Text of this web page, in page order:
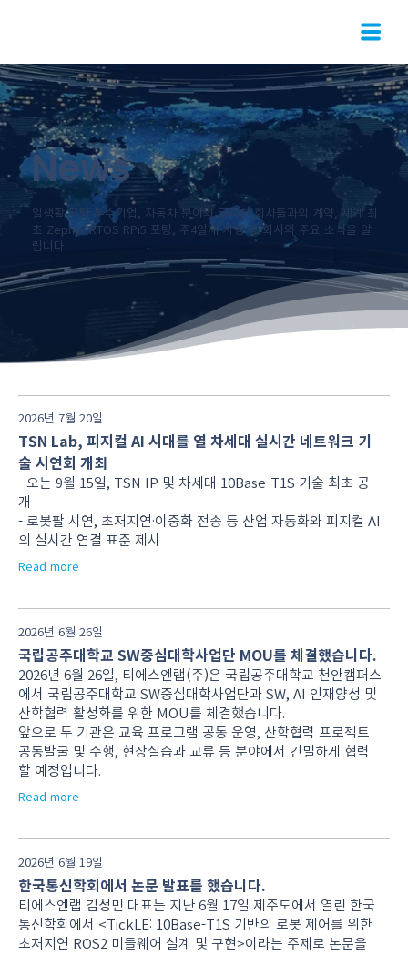
News
일생활 균형 우수기업, 자동차 분야의 굵직한 회사들과의 계약, 세계 최
초 Zephyr RTOS RPi5 포팅, 주4일제 시행 등 회사의 주요 소식을 알
립니다.
2026년 7월 20일
TSN Lab, 피지컬 AI 시대를 열 차세대 실시간 네트워크 기
술 시연회 개최
- 오는 9월 15일, TSN IP 및 차세대 10Base-T1S 기술 최초 공
개
- 로봇팔 시연, 초저지연·이중화 전송 등 산업 자동화와 피지컬 AI
의 실시간 연결 표준 제시
Read more
2026년 6월 26일
국립공주대학교 SW중심대학사업단 MOU를 체결했습니다.
2026년 6월 26일, 티에스엔랩(주)은 국립공주대학교 천안캠퍼스
에서 국립공주대학교 SW중심대학사업단과 SW, AI 인재양성 및
산학협력 활성화를 위한 MOU를 체결했습니다.
앞으로 두 기관은 교육 프로그램 공동 운영, 산학협력 프로젝트
공동발굴 및 수행, 현장실습과 교류 등 분야에서 긴밀하게 협력
할 예정입니다.
Read more
2026년 6월 19일
한국통신학회에서 논문 발표를 했습니다.
티에스엔랩 김성민 대표는 지난 6월 17일 제주도에서 열린 한국
통신학회에서 <TickLE: 10Base-T1S 기반의 로봇 제어를 위한
초저지연 ROS2 미들웨어 설계 및 구현>이라는 주제로 논문을